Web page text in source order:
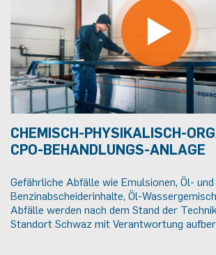
CHEMISCH-PHYSIKALISCH-
CPO-BEHANDLUNGS-ANLAGE
Gefährliche Abfälle wie Emulsionen, Öl- und
Benzinabscheiderinhalte, Öl-
Abfälle werden nach dem Stand der
Standort Schwaz mit Verantwortung